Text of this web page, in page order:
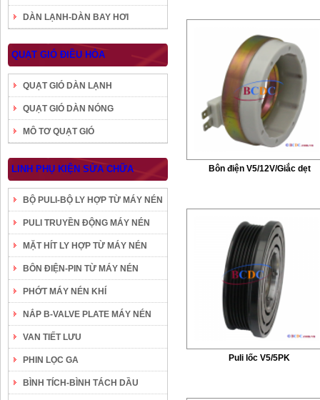
DÀN LẠNH-DÀN BAY HƠI
QUẠT GIÓ ĐIỀU HÒA
QUẠT GIÓ DÀN LẠNH
QUẠT GIÓ DÀN NÓNG
MÔ TƠ QUẠT GIÓ
LINH PHỤ KIỆN SỬA CHỮA
BỘ PULI-BỘ LY HỢP TỪ MÁY NÉN
PULI TRUYỀN ĐỘNG MÁY NÉN
MẶT HÍT LY HỢP TỪ MÁY NÉN
BÔN ĐIỆN-PIN TỪ MÁY NÉN
PHỚT MÁY NÉN KHÍ
NẮP B-VALVE PLATE MÁY NÉN
VAN TIẾT LƯU
PHIN LỌC GA
BÌNH TÍCH-BÌNH TÁCH DẦU
Bôn điện V5/12V/Giắc dẹt
Puli lốc V5/5PK